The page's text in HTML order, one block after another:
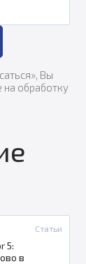
Вы
на обработку
Статьи
5:
в